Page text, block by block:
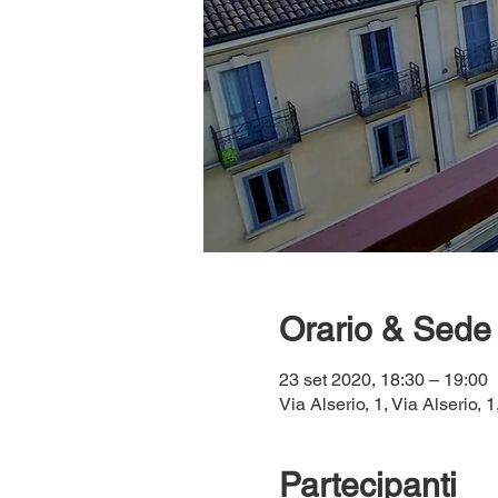
Orario & Sede
23 set 2020, 18:30 – 19:00
Via Alserio, 1, Via Alserio,
Partecipanti